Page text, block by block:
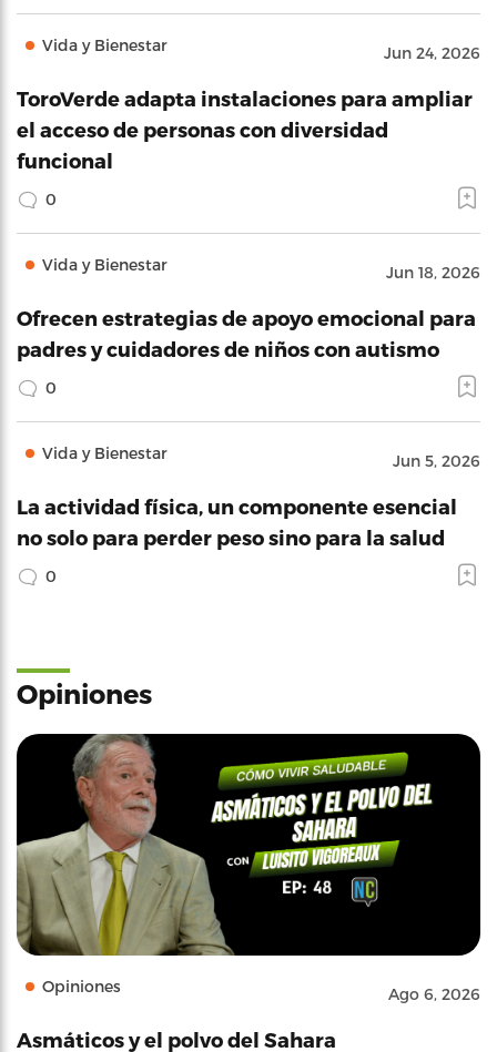
Vida y Bienestar Jun 24, 2026
ToroVerde adapta instalaciones para ampliar
el acceso de personas con diversidad
funcional
0
Vida y Bienestar Jun 18, 2026
Ofrecen estrategias de apoyo emocional para
padres y cuidadores de niños con autismo
0
Vida y Bienestar Jun 5, 2026
La actividad física, un componente esencial
no solo para perder peso sino para la salud
0
Opiniones
Opiniones Ago 6, 2026
Asmáticos y el polvo del Sahara